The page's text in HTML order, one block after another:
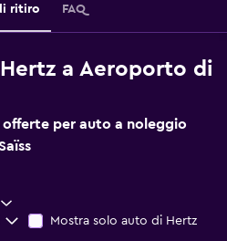
ritiro FAQ
a Aeroporto di
per auto a noleggio
Mostra solo auto di Hertz